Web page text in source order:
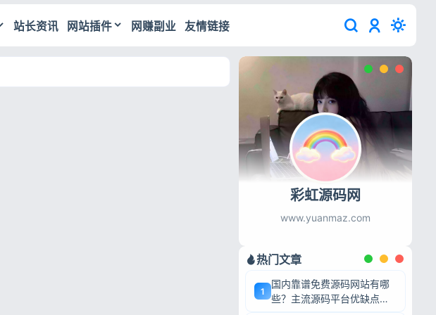
站长资讯 网站插件 网赚副业 友情链接
彩虹源码网
www.yuanmaz.com
热门文章
1
国内靠谱免费源码网站有哪
些？主流源码平台优缺点深